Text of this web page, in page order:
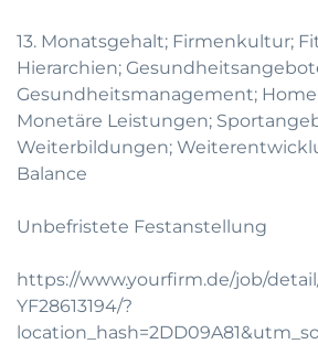
13. Monatsgehalt; Firmenkultur;
Hierarchien;
Gesundheitsmanagement;
Monetäre Leistungen;
Weiterbildungen;
Balance
Unbefristete Festanstellung
https://www.yourfirm.de/job/
YF28613194/?